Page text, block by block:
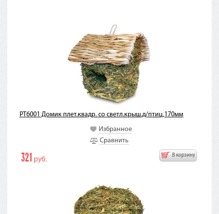
PT6001 Домик плет.квадр. со светл.крыш.д/птиц,170мм
Избранное
Сравнить
В корзину
321 руб.